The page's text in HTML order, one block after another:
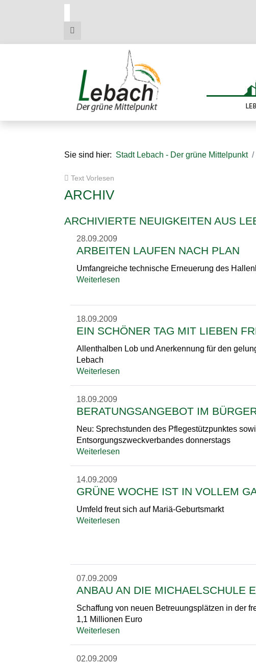
Sie sind hier: Stadt Lebach - Der grüne Mittelpunkt
Text Vorlesen
ARCHIV
ARCHIVIERTE NEUIGKEITEN AUS
28.09.2009
ARBEITEN LAUFEN NACH PLAN
Umfangreiche technische Erneuerung des
Weiterlesen
18.09.2009
EIN SCHÖNER TAG MIT LIEBEN
Allenthalben Lob und Anerkennung für den
Lebach
Weiterlesen
18.09.2009
BERATUNGSANGEBOT IM
Neu: Sprechstunden des Pflegestützpunktes
Entsorgungszweckverbandes donnerstags
Weiterlesen
14.09.2009
GRÜNE WOCHE IST IN VOLLEM
Umfeld freut sich auf Mariä-Geburtsmarkt
Weiterlesen
07.09.2009
ANBAU AN DIE MICHAELSCHULE
Schaffung von neuen Betreuungsplätzen in der
1,1 Millionen Euro
Weiterlesen
02.09.2009